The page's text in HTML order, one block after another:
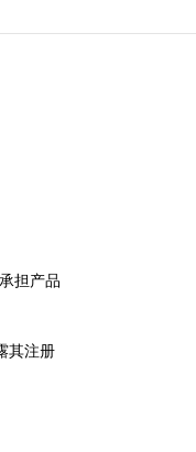
担产品
其注册